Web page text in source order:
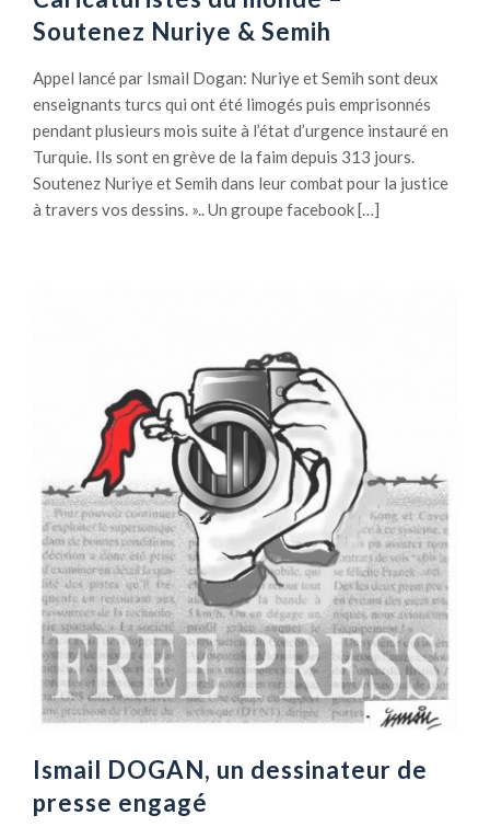
Soutenez Nuriye & Semih
Appel lancé par Ismail Dogan: Nuriye et Semih sont deux
enseignants turcs qui ont été limogés puis emprisonnés
pendant plusieurs mois suite à l’état d’urgence instauré en
Turquie. Ils sont en grève de la faim depuis 313 jours.
Soutenez Nuriye et Semih dans leur combat pour la justice
à travers vos dessins. ».. Un groupe facebook […]
Ismail DOGAN, un dessinateur de
presse engagé